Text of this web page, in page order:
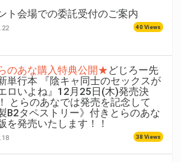
ト会場での委託受付のご案内
40 Views
のあな購入特典公開★どじろー先
単行本 『陰キャ同士のセックスが
ロいよね』12月25日(木)発売決
とらのあなでは発売を記念して
B2タペストリー》付きとらのあな
を発売いたします！！
38 Views